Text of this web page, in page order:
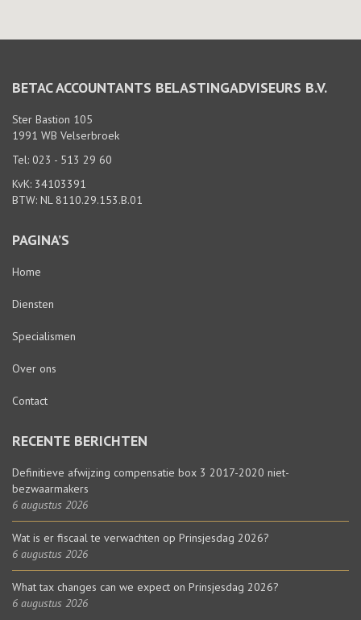
BETAC ACCOUNTANTS BELASTINGADVISEURS B.V.
Ster Bastion 105
1991 WB Velserbroek
Tel: 023 - 513 29 60
KvK: 34103391
BTW: NL 8110.29.153.B.01
PAGINA’S
Home
Diensten
Specialismen
Over ons
Contact
RECENTE BERICHTEN
Definitieve afwijzing compensatie box 3 2017-2020 niet-
bezwaarmakers
6 augustus 2026
Wat is er fiscaal te verwachten op Prinsjesdag 2026?
6 augustus 2026
What tax changes can we expect on Prinsjesdag 2026?
6 augustus 2026